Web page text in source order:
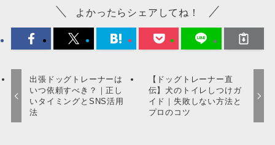
よかったらシェアしてね！
出張ドッグトレーナーは
いつ依頼すべき？｜正し
いタイミングとSNS活用
法
【ドッグトレーナー直
伝】犬のトイレしつけガ
イド｜失敗しない方法と
プロのコツ